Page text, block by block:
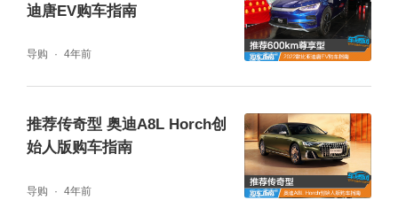
迪唐EV购车指南
导购 4年前
推荐传奇型 奥迪A8L Horch创
始人版购车指南
导购 4年前